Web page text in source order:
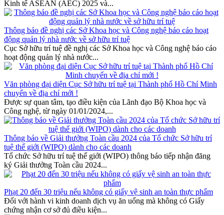
Kinh tế ASEAN (AEC) 2025 và...
Thông báo đề nghị các Sở Khoa học và Công nghệ báo cáo hoạt
động quản lý nhà nước về sở hữu trí tuệ
Cục Sở hữu trí tuệ đề nghị các Sở Khoa học và Công nghệ báo cáo
hoạt động quản lý nhà nước...
Văn phòng đại diện Cục Sở hữu trí tuệ tại Thành phố Hồ Chí Minh
chuyển về địa chỉ mới !
Được sự quan tâm, tạo điều kiện của Lãnh đạo Bộ Khoa học và
Công nghệ, từ ngày 01/01/2024,...
Thông báo về Giải thưởng Toàn cầu 2024 của Tổ chức Sở hữu trí
tuệ thế giới (WIPO) dành cho các doanh
Tổ chức Sở hữu trí tuệ thế giới (WIPO) thông báo tiếp nhận đăng
ký Giải thưởng Toàn cầu 2024...
Phạt 20 đến 30 triệu nếu không có giấy vệ sinh an toàn thực phẩm
Đối với hành vi kinh doanh dịch vụ ăn uống mà không có Giấy
chứng nhận cơ sở đủ điều kiện...